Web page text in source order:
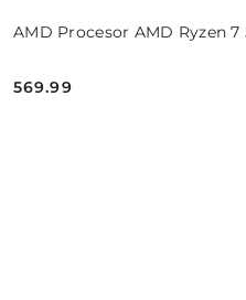
AMD Procesor AMD Ryzen 7
Cena:
569.99